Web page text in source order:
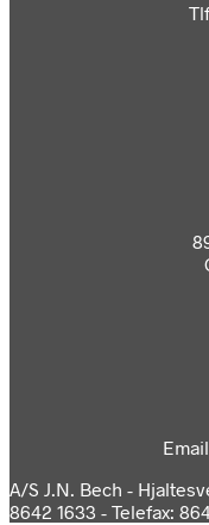
A/S J.N. Bech -
8642 1633 - Telefax: